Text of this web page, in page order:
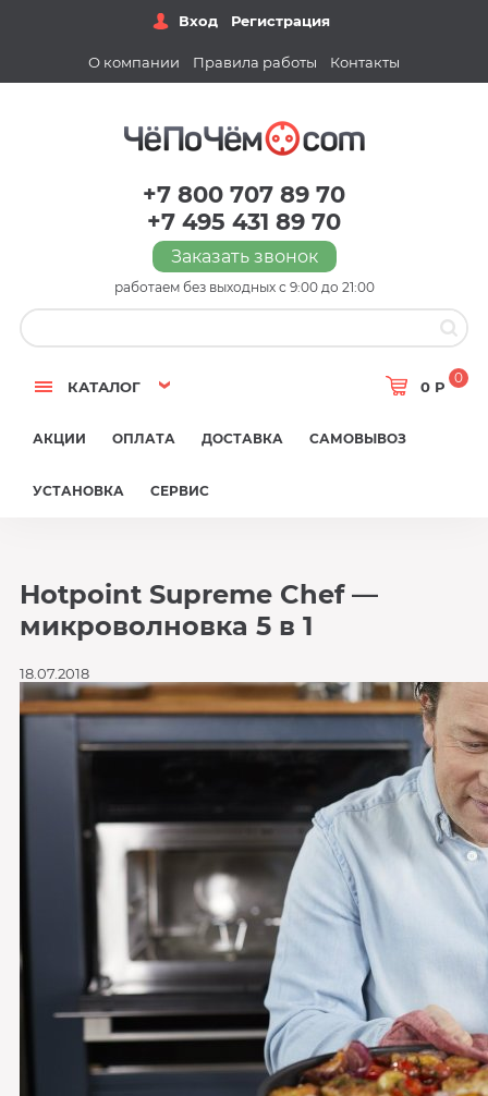
Вход Регистрация
О компании Правила работы Контакты
+7 800 707 89 70
+7 495 431 89 70
Заказать звонок
работаем без выходных с 9:00 до 21:00
КАТАЛОГ 0 Р
0
АКЦИИ ОПЛАТА ДОСТАВКА САМОВЫВОЗ
УСТАНОВКА СЕРВИС
Hotpoint Supreme Chef —
микроволновка 5 в 1
18.07.2018